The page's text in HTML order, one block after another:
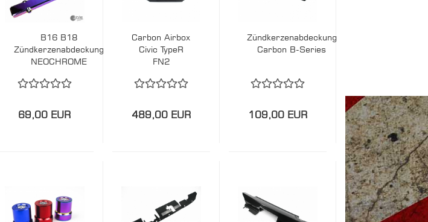
B16 B18
Zündkerzenabdeckung
NEOCHROME
69,00 EUR
Carbon Airbox
Civic TypeR
FN2
489,00 EUR
Zündkerzenabdeckung
Carbon B-Series
109,00 EUR